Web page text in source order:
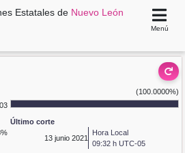
Estatales de Nuevo León
Menú
(100.0000%)
Último corte
13 junio 2021
Hora Local
09:32 h UTC-05